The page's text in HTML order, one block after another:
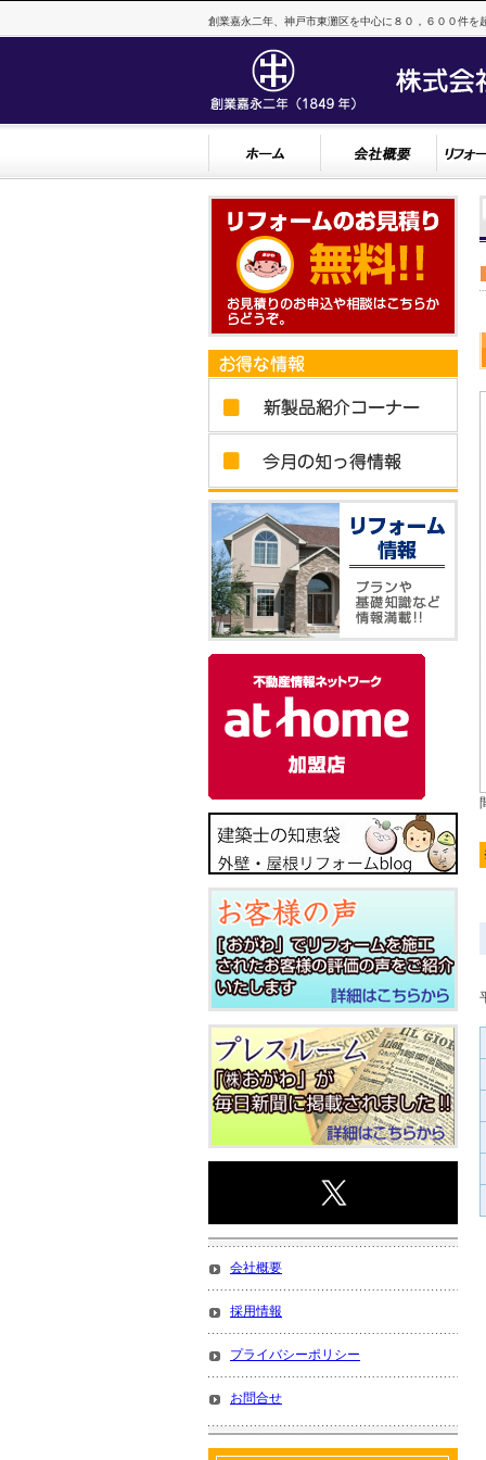
創業嘉永二年、神戸市東灘区を中心に８０，６００件
会社概要
採用情報
プライバシーポリシー
お問合せ